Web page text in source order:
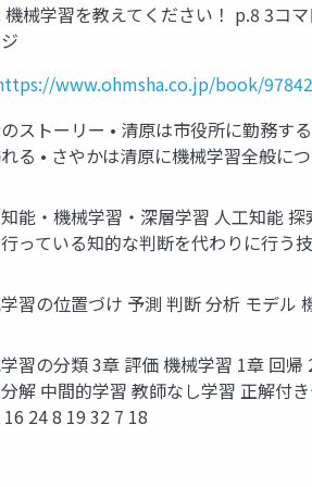
機械学習を教えてください！ p.8 3コ
www.ohmsha.co.jp/book/
ストーリー • 清原は市役所に勤務す
る • さやかは清原に機械学習全般に
能・機械学習・深層学習 人工知能
っている知的な判断を代わりに行う
習の位置づけ 予測 判断 分析 モデル
習の分類 3章 評価 機械学習 1章 回
解 中間的学習 教師なし学習 正解付
16 24 8 19 32 7 18